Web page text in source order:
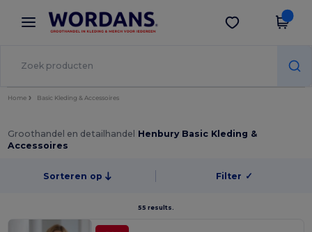
× Wordans-app
Betere prijzen in de app!
Download app
Home Basic Kleding & Accessoires
Groothandel en detailhandel Henbury Basic Kleding &
Accessoires
Sorteren op Filter ✓
55 results.